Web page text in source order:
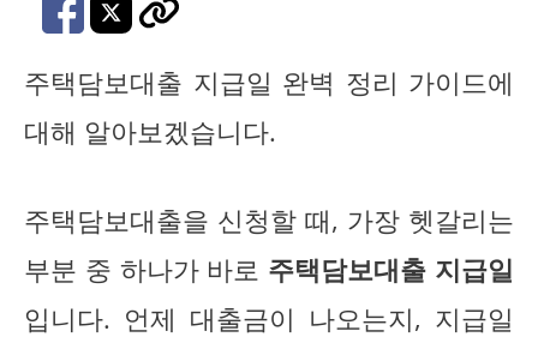
주택담보대출 지급일 완벽 정리 가이드에
대해 알아보겠습니다.
주택담보대출을 신청할 때, 가장 헷갈리는
부분 중 하나가 바로 주택담보대출 지급일
입니다. 언제 대출금이 나오는지, 지급일